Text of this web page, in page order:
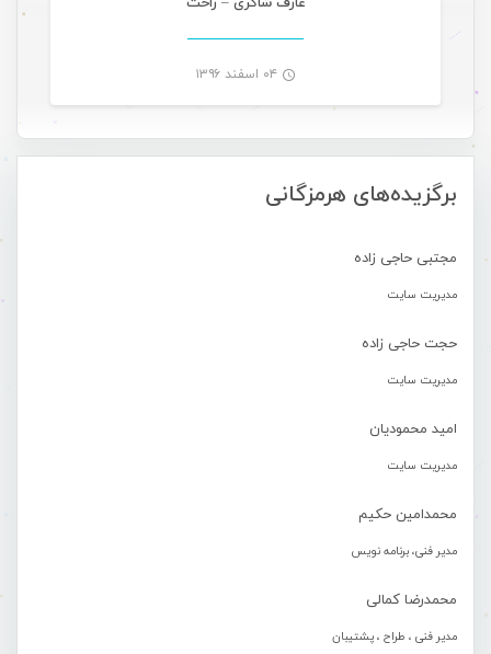
برگزیده‌های هرمزگانی
مجتبی حاجی زاده
مدیریت سایت
حجت حاجی زاده
مدیریت سایت
امید محمودیان
مدیریت سایت
محمدامین حکیم
مدیر فنی، برنامه نویس
محمدرضا کمالی
مدیر فنی ، طراح ، پشتیبان
۰۴ اسفند ۱۳۹۶